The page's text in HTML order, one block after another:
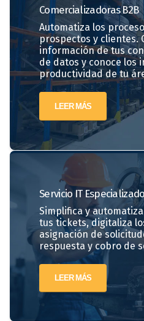
ComercializadorasB2B
Automatiza los
prospectos y clientes.
información de tus
de datos y conoce los
productividad de tu
LEER MÁS
Servicio IT Especializado
Simplifica y
tus tickets, digitaliza
asignación de
respuesta y cobro de
LEER MÁS